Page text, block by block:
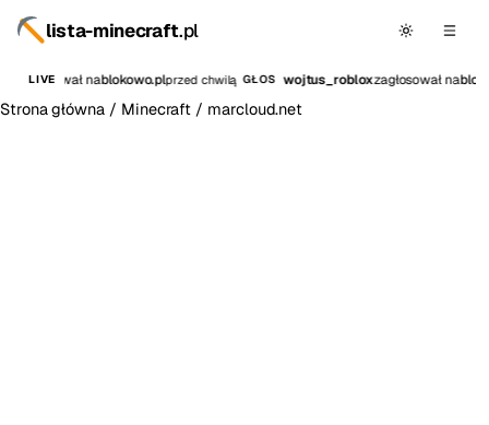
lista-minecraft.pl
LIVE
zagłosował nablokowo.plprzed chwilą GŁOS wojtus_robloxzagłosował na
Strona główna / Minecraft / marcloud.net